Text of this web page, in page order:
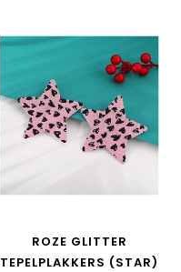
ROZE GLITTER
TEPELPLAKKERS (STAR)